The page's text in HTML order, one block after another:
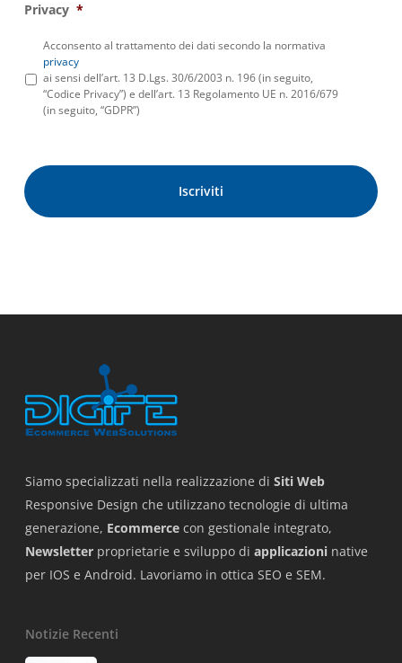
Privacy *
Acconsento al trattamento dei dati secondo la normativa
privacy
ai sensi dell’art. 13 D.Lgs. 30/6/2003 n. 196 (in seguito,
“Codice Privacy”) e dell’art. 13 Regolamento UE n. 2016/679
(in seguito, “GDPR”)
Siamo specializzati nella realizzazione di Siti Web
Responsive Design che utilizzano tecnologie di ultima
generazione, Ecommerce con gestionale integrato,
Newsletter proprietarie e sviluppo di applicazioni native
per IOS e Android. Lavoriamo in ottica SEO e SEM.
Notizie Recenti